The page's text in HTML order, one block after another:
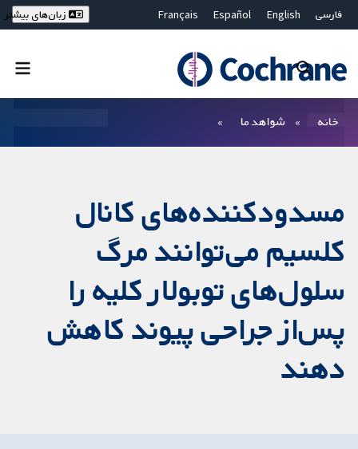
فارسی English
Español
Français
Bahasa Malaysia
ไทย
繁體中文
زبان‌های بیشتر
خانه شواهد ما
مسدودکننده‌های کانال
کلسیم می‌توانند مرگ
سلول‌های توبولار کلیه را
پس‌از جراحی پیوند کاهش
دهند